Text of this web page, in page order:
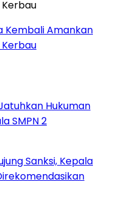
Kembali Amankan
Hukuman
SMPN 2
Sanksi, Kepala